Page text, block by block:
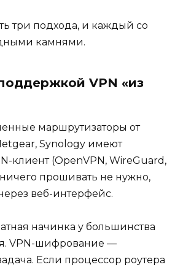
три подхода, и каждый со
камнями.
VPN «из
маршрутизаторы от
Synology имеют
клиент (OpenVPN, WireGuard,
прошивать не нужно,
веб-интерфейс.
начинка у большинства
VPN-шифрование —
Если процессор роутера